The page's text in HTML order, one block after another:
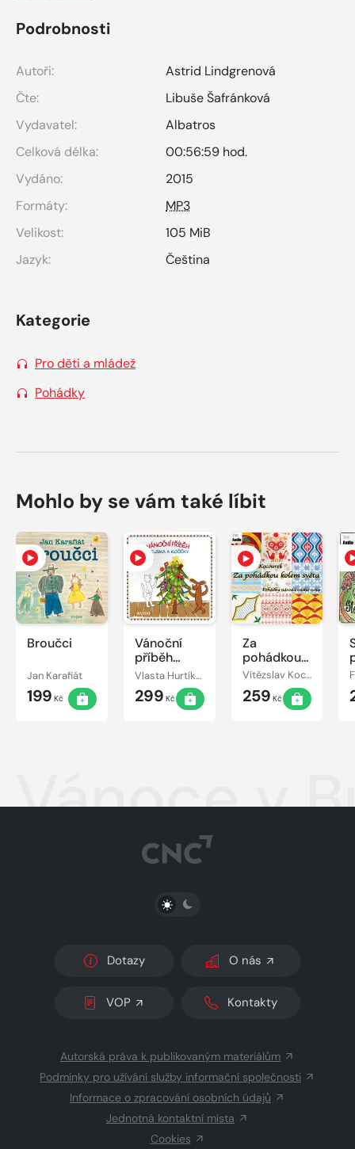
Podrobnosti
Autoři:
Astrid Lindgrenová
Čte:
Libuše Šafránková
Vydavatel:
Albatros
Celková délka:
00:56:59 hod.
Vydáno:
2015
Formáty:
MP3
Velikost:
105 MiB
Jazyk:
Čeština
Kategorie
Pro děti a mládež
Pohádky
Mohlo by se vám také líbit
Broučci
Jan Karafiát
199 Kč
Vánoční
příběh
pejska a
kočičky
Vlasta Hurtíková
299 Kč
Za
pohádkou
kolem
světa
Vítězslav Kocourek
259 Kč
Vánoce v
PŘEPNOUT SVĚTLÝ/TMAVÝ REŽIM
Dotazy O nás
VOP Kontakty
Autorská práva k publikovaným materiálům
Podmínky pro užívání služby informační společnosti
Informace o zpracování osobních údajů
Jednotná kontaktní místa
Cookies